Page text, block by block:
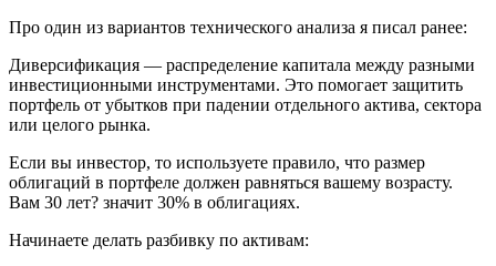
Про один из вариантов технического анализа я писал ранее:
Диверсификация — распределение капитала между разными
инвестиционными инструментами. Это помогает защитить
портфель от убытков при падении отдельного актива, сектора
или целого рынка.
Если вы инвестор, то используете правило, что размер
облигаций в портфеле должен равняться вашему возрасту.
Вам 30 лет? значит 30% в облигациях.
Начинаете делать разбивку по активам: